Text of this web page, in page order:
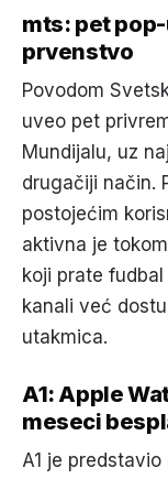
mts: pet
prvenstvo
Povodom
uveo pet
Mundijalu, uz
drugačiji način.
postojećim
aktivna je
koji prate
kanali već
utakmica.
A1: Apple
meseci
A1 je